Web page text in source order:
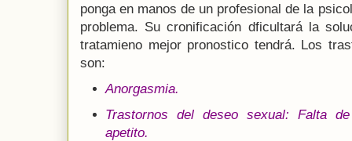
ponga en manos de un profesional de la
problema. Su cronificación dficultará la
tratamieno mejor pronostico tendrá. Los
son:
Anorgasmia.
Trastornos del deseo sexual: Falta
apetito.